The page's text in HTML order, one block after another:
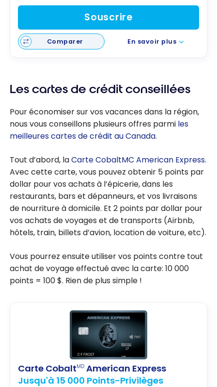
Souscrire
Comparer En savoir plus
Les cartes de crédit conseillées
Pour économiser sur vos vacances dans la région,
nous vous conseillons plusieurs offres parmi les
meilleures cartes de crédit au Canada.
Tout d’abord, laCarte CobaltMC American Express.
Avec cette carte, vous pouvez obtenir 5 points par
dollar pour vos achats à l’épicerie, dans les
restaurants, bars et dépanneurs, et vos livraisons
de nourriture à domicile. Et 2 points par dollar pour
vos achats de voyages et de transports (Airbnb,
hôtels, train, billets d’avion, location de voiture, etc).
Vous pourrez ensuite utiliser vos points contre tout
achat de voyage effectué avec la carte: 10 000
points = 100 $. Rien de plus simple !
Carte CobaltMD American Express
Jusqu'à 15 000 Points-Privilèges